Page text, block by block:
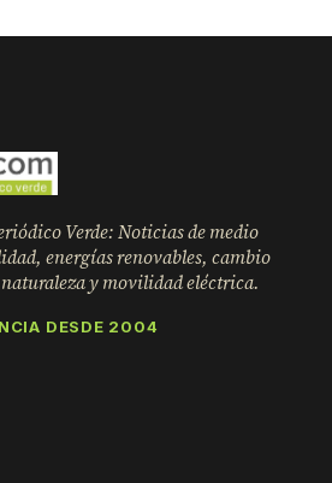
Verde: Noticias de medio
energías renovables, cambio
y movilidad eléctrica.
DESDE 2004